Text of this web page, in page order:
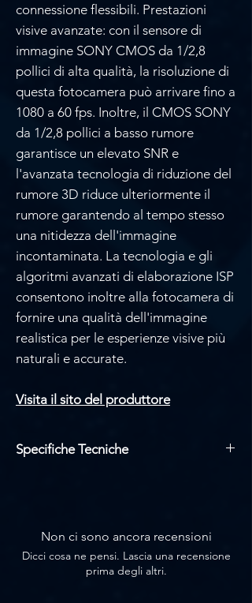
connessione flessibili. Prestazioni
visive avanzate: con il sensore di
immagine SONY CMOS da 1/2,8
pollici di alta qualità, la risoluzione di
questa fotocamera può arrivare fino a
1080 a 60 fps. Inoltre, il CMOS SONY
da 1/2,8 pollici a basso rumore
garantisce un elevato SNR e
l'avanzata tecnologia di riduzione del
rumore 3D riduce ulteriormente il
rumore garantendo al tempo stesso
una nitidezza dell'immagine
incontaminata. La tecnologia e gli
algoritmi avanzati di elaborazione ISP
consentono inoltre alla fotocamera di
fornire una qualità dell'immagine
realistica per le esperienze visive più
naturali e accurate.
Visita il sito del produttore
Specifiche Tecniche
Luci di conteggio LED rosse/verdi
integrate
Registra e archivia fino a 1 TB su
Non ci sono ancora recensioni
Dicci cosa ne pensi. Lascia una recensione
prima degli altri.